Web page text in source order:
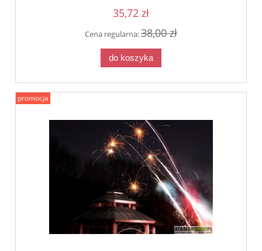
35,72 zł
Cena regularna:38,00 zł
do koszyka
promocja